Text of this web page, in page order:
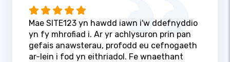
Mae SITE123 yn hawdd iawn i'w ddefnyddio
yn fy mhrofiad i. Ar yr achlysuron prin pan
gefais anawsterau, profodd eu cefnogaeth
ar-lein i fod yn eithriadol. Fe wnaethant